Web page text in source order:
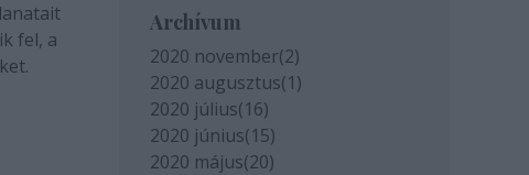
fel, a
Archívum
2020 november(2)
2020 augusztus(1)
2020 július(16)
2020 június(15)
2020 május(20)